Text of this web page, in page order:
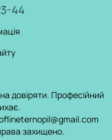
44
довіряти. Професійний
захищено.